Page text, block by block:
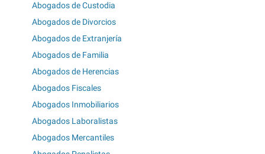
Abogados de Custodia
Abogados de Divorcios
Abogados de Extranjería
Abogados de Familia
Abogados de Herencias
Abogados Fiscales
Abogados Inmobiliarios
Abogados Laboralistas
Abogados Mercantiles